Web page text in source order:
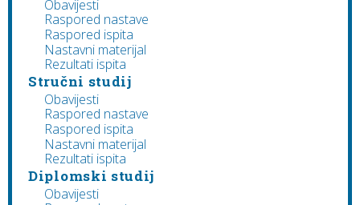
Obavijesti
Raspored nastave
Raspored ispita
Nastavni materijal
Rezultati ispita
Stručni studij
Obavijesti
Raspored nastave
Raspored ispita
Nastavni materijal
Rezultati ispita
Diplomski studij
Obavijesti